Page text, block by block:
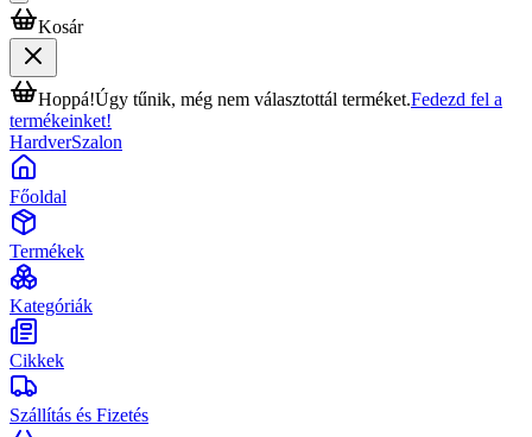
Kosár
Hoppá!Úgy tűnik, még nem választottál terméket.Fedezd fel a
termékeinket!
HardverSzalon
Főoldal
Termékek
Kategóriák
Cikkek
Szállítás és Fizetés